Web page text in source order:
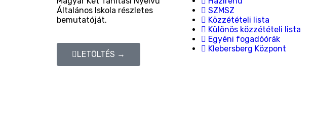
Általános Iskola részletes
bemutatóját.
LETÖLTÉS →
SZMSZ
Közzétételi lista
Különös közzétételi lista
Egyéni fogadóórák
Klebersberg Központ